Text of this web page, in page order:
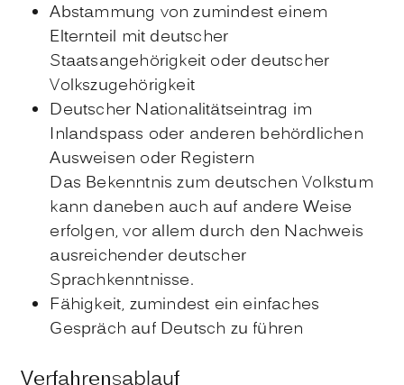
Abstammung von zumindest einem
Elternteil mit deutscher
Staatsangehörigkeit oder deutscher
Volkszugehörigkeit
Deutscher Nationalitätseintrag im
Inlandspass oder anderen behördlichen
Ausweisen oder Registern
Das Bekenntnis zum deutschen Volkstum
kann daneben auch auf andere Weise
erfolgen, vor allem durch den Nachweis
ausreichender deutscher
Sprachkenntnisse.
Fähigkeit, zumindest ein einfaches
Gespräch auf Deutsch zu führen